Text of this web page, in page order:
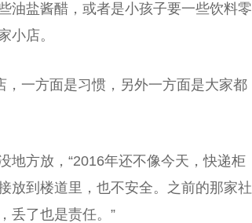
油盐酱醋，或者是小孩子要一些饮料零
小店。
，一方面是习惯，另外一方面是大家都
地方放，“2016年还不像今天，快递柜
放到楼道里，也不安全。之前的那家社
丢了也是责任。”